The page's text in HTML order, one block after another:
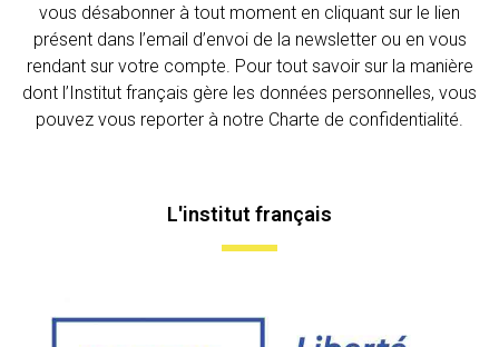
vous désabonner à tout moment en cliquant sur le lien
présent dans l’email d’envoi de la newsletter ou en vous
rendant sur votre compte. Pour tout savoir sur la manière
dont l’Institut français gère les données personnelles, vous
pouvez vous reporter à notre Charte de confidentialité.
L'institut français